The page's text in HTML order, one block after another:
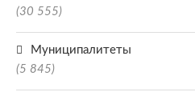
(30 555)
Муниципалитеты
(5 845)